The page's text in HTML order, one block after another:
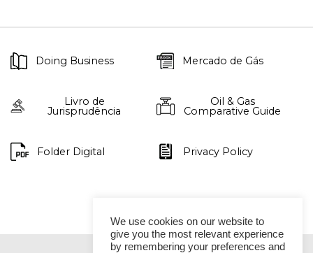
Doing Business Mercado de Gás
Livro de
Jurisprudência
Oil & Gas
Comparative Guide
Folder Digital Privacy Policy
We use cookies on our website to
give you the most relevant experience
by remembering your preferences and